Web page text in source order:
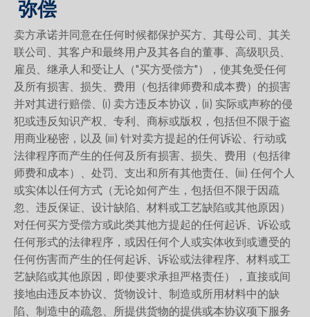
弥偿
卖方承诺并同意在任何时候都保护买方、其母公司、其关
联公司、其客户和最终用户及其各自的董事、高级职员、
雇员、继承人和受让人（"买方受偿方"），使其免受任何
及所有损害、损失、费用（包括律师费和成本费）的损害
并对其进行赔偿、(i) 卖方违反本协议，(ii) 实际或声称的侵
犯或违反知识产权、专利、商标或版权，包括但不限于盗
用商业秘密，以及 (iii) 针对卖方提起的任何诉讼、行动或
法律程序而产生的任何及所有损害、损失、费用（包括律
师费和成本）、处罚、支出和所有其他责任、(iii) 任何个人
或实体以任何方式（无论如何产生，包括但不限于因疏
忽、违反保证、设计缺陷、材料或工艺缺陷或其他原因）
对任何买方受偿方或此类其他方提起的任何起诉、诉讼或
任何形式的法律程序，或因任何个人或实体收到或遭受的
任何伤害而产生的任何起诉、诉讼或法律程序、材料或工
艺缺陷或其他原因，即使要求承担严格责任），直接或间
接地由违反本协议、货物设计、制造或所用材料中的缺
陷、制造中的疏忽、所提供货物的提供或本协议项下服务